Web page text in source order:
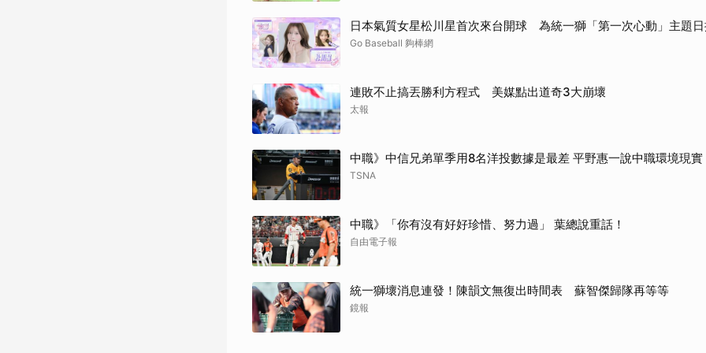
日本氣質女星松川星首次來台開球 為統一獅「第一次心動」主題
Go Baseball 夠棒網
連敗不止搞丟勝利方程式 美媒點出道奇3大崩壞
太報
中職》中信兄弟單季用8名洋投數據是最差 平野惠一說中職環境現實
TSNA
中職》「你有沒有好好珍惜、努力過」 葉總說重話！
自由電子報
統一獅壞消息連發！陳韻文無復出時間表 蘇智傑歸隊再等等
鏡報